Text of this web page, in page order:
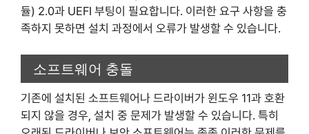
듈) 2.0과 UEFI 부팅이 필요합니다. 이러한 요구 사항을 충
족하지 못하면 설치 과정에서 오류가 발생할 수 있습니다.
소프트웨어 충돌
기존에 설치된 소프트웨어나 드라이버가 윈도우 11과 호환
되지 않을 경우, 설치 중 문제가 발생할 수 있습니다. 특히